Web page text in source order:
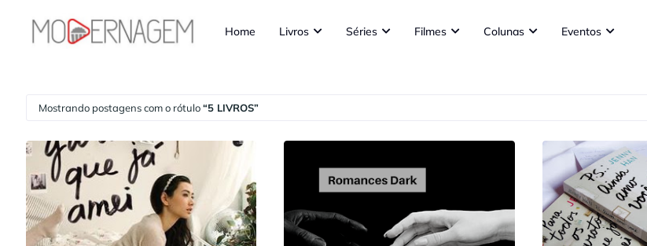
Home Livros Séries Filmes Colunas Eventos
Mostrando postagens com o rótulo 5 LIVROS